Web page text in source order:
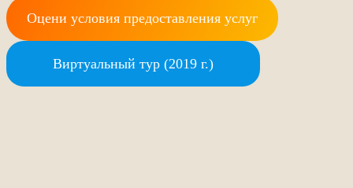
Оцени условия предоставления услуг
Виртуальный тур (2019 г.)